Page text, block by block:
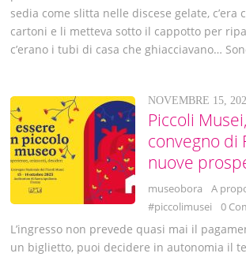
sedia come slitta nelle discese gelate, c’era
cartoni e li metteva sotto il cappotto per
c’erano i tubi di casa che ghiacciavano…
NOVEMBRE 15,
Piccoli
convegno di
nuove
museobora
A
#piccolimusei
0
L’ingresso non prevede quasi mai il
un biglietto, puoi decidere in autonomia il